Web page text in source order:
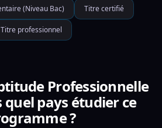
(Niveau Bac) Titre certifié
Titre professionnel
Professionnelle
quel pays étudier ce
?